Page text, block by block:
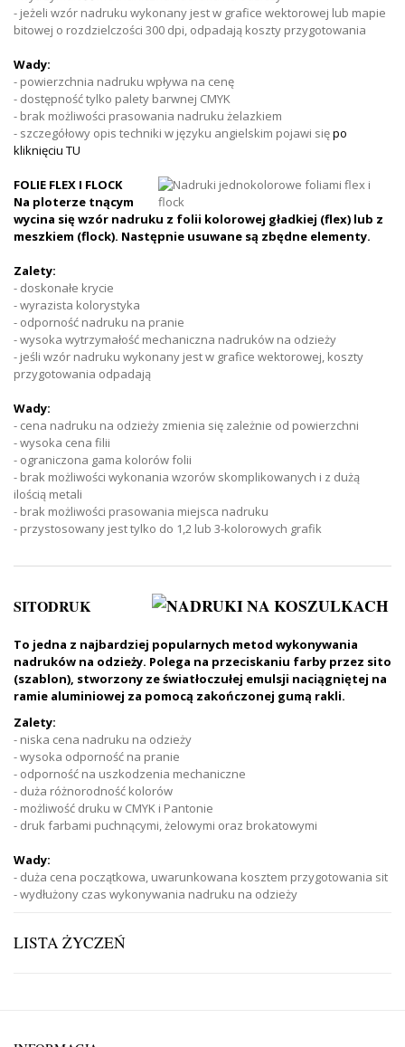
- jeżeli wzór nadruku wykonany jest w grafice wektorowej lub mapie
bitowej o rozdzielczości 300 dpi, odpadają koszty przygotowania
Wady:
- powierzchnia nadruku wpływa na cenę
- dostępność tylko palety barwnej CMYK
- brak możliwości prasowania nadruku żelazkiem
- szczegółowy opis techniki w języku angielskim pojawi siępo
kliknięciu TU
FOLIE FLEX I FLOCK
Na ploterze tnącym
wycina się wzór nadruku z folii kolorowej gładkiej (flex) lub z
meszkiem (flock). Następnie usuwane są zbędne elementy.
Zalety:
- doskonałe krycie
- wyrazista kolorystyka
- odporność nadruku na pranie
- wysoka wytrzymałość mechaniczna nadruków na odzieży
- jeśli wzór nadruku wykonany jest w grafice wektorowej, koszty
przygotowania odpadają
Wady:
- cena nadruku na odzieży zmienia się zależnie od powierzchni
- wysoka cena filii
- ograniczona gama kolorów folii
- brak możliwości wykonania wzorów skomplikowanych i z dużą
ilością metali
- brak możliwości prasowania miejsca nadruku
- przystosowany jest tylko do 1,2 lub 3-kolorowych grafik
SITODRUK
To jedna z najbardziej popularnych metod wykonywania
nadruków na odzieży. Polega na przeciskaniu farby przez sito
(szablon), stworzony ze światłoczułej emulsji naciągniętej na
ramie aluminiowej za pomocą zakończonej gumą rakli.
Zalety:
- niska cena nadruku na odzieży
- wysoka odporność na pranie
- odporność na uszkodzenia mechaniczne
- duża różnorodność kolorów
- możliwość druku w CMYK i Pantonie
- druk farbami puchnącymi, żelowymi oraz brokatowymi
Wady:
- duża cena początkowa, uwarunkowana kosztem przygotowania sit
- wydłużony czas wykonywania nadruku na odzieży
LISTA ŻYCZEŃ